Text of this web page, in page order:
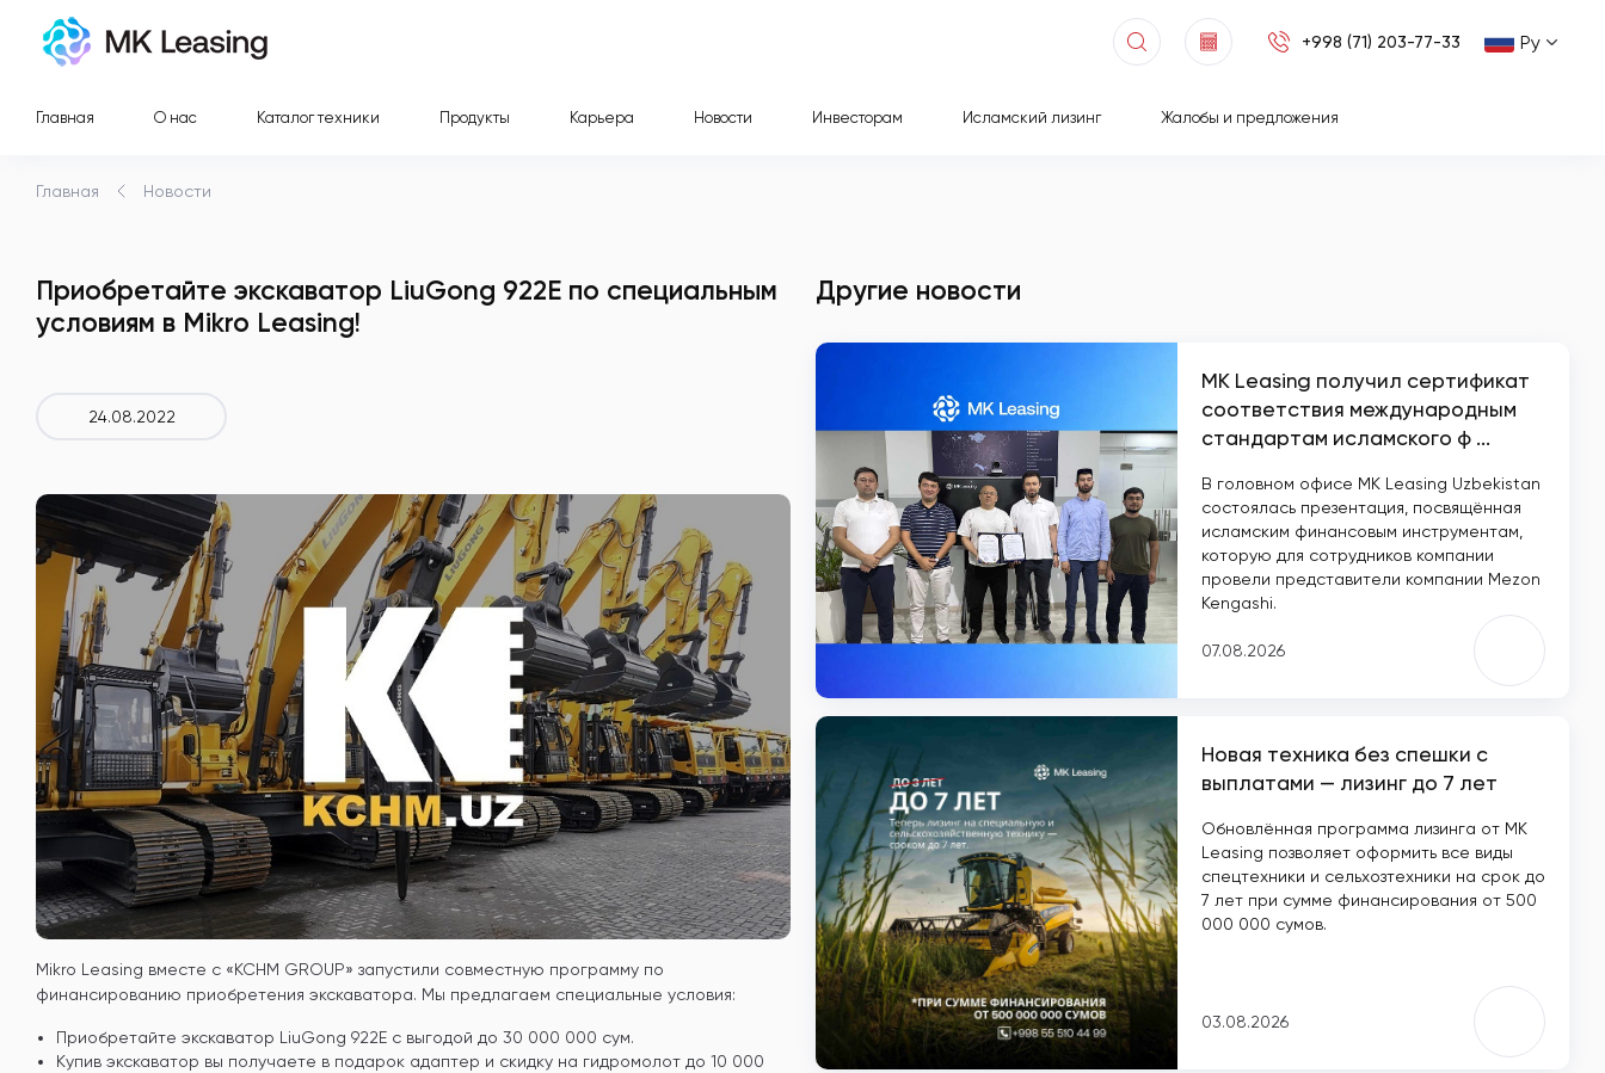
+998 (71) 203-77-33 Ру
Главная О нас Каталог техники Продукты Карьера Новости Инвесторам Исламский лизинг Жалобы и предложения
Главная Новости
Приобретайте экскаватор LiuGong 922E по специальным
условиям в Mikro Leasing!
24.08.2022
Mikro Leasing вместе с «KCHM GROUP» запустили совместную программу по
финансированию приобретения экскаватора. Мы предлагаем специальные условия:
Приобретайте экскаватор LiuGong 922E с выгодой до 30 000 000 сум.
Купив экскаватор вы получаете в подарок адаптер и скидку на гидромолот до 10 000
Другие новости
MK Leasing получил сертификат
соответствия международным
стандартам исламского ф ...
В головном офисе MK Leasing Uzbekistan
состоялась презентация, посвящённая
исламским финансовым инструментам,
которую для сотрудников компании
провели представители компании Mezon
Kengashi.
07.08.2026
Новая техника без спешки с
выплатами — лизинг до 7 лет
Обновлённая программа лизинга от MK
Leasing позволяет оформить все виды
спецтехники и сельхозтехники на срок до
7 лет при сумме финансирования от 500
000 000 сумов.
03.08.2026